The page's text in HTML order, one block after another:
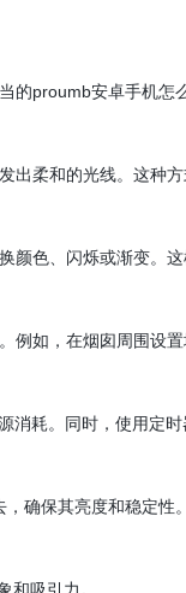
的proumb安卓手机怎么
柔和的光线。这种
、闪烁或渐变
如，在烟囱周围设
。同时，使
保其亮度和稳定性
引力。